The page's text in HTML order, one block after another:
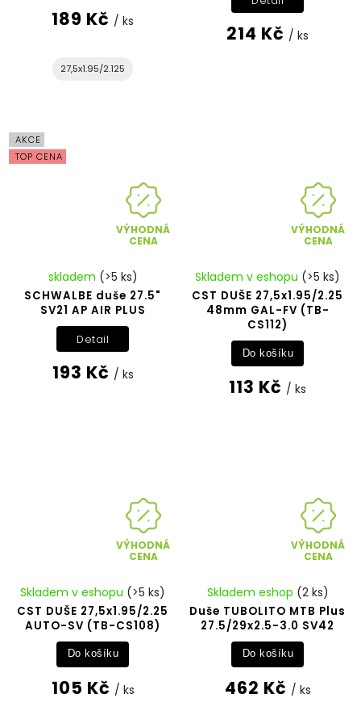
189 Kč / ks
27,5x1.95/2.125
214 Kč / ks
AKCE
TOP CENA
VÝHODNÁ
CENA
SCHWALBE duše 27.5"
SV21 AP AIR PLUS
skladem (>5 ks)
193 Kč / ks
Detail
VÝHODNÁ
CENA
CST DUŠE 27,5x1.95/2.25
48mm GAL-FV (TB-
CS112)
Skladem v eshopu (>5 ks)
113 Kč / ks
Do košíku
VÝHODNÁ
CENA
CST DUŠE 27,5x1.95/2.25
AUTO-SV (TB-CS108)
Skladem v eshopu (>5 ks)
105 Kč / ks
Do košíku
VÝHODNÁ
CENA
Duše TUBOLITO MTB Plus
27.5/29x2.5-3.0 SV42
Skladem eshop (2 ks)
462 Kč / ks
Do košíku